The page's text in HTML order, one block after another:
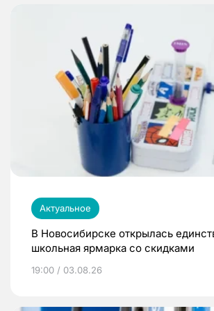
Актуальное
В Новосибирске открылась
школьная ярмарка со скидками
19:00 / 03.08.26